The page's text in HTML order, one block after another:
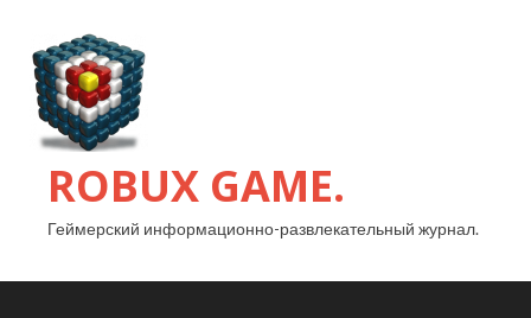
ROBUX GAME.
Геймерский информационно-развлекательный журнал.